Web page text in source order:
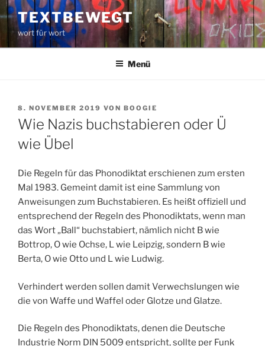
Zum
Inhalt
springen
TEXTBEWEGT
wort für wort
Menü
VERÖFFENTLICHT
AM
8. NOVEMBER 2019 VON BOOGIE
Wie Nazis buchstabieren oder Ü
wie Übel
Die Regeln für das Phonodiktat erschienen zum ersten
Mal 1983. Gemeint damit ist eine Sammlung von
Anweisungen zum Buchstabieren. Es heißt offiziell und
entsprechend der Regeln des Phonodiktats, wenn man
das Wort „Ball“ buchstabiert, nämlich nicht B wie
Bottrop, O wie Ochse, L wie Leipzig, sondern B wie
Berta, O wie Otto und L wie Ludwig.
Verhindert werden sollen damit Verwechslungen wie
die von Waffe und Waffel oder Glotze und Glatze.
Die Regeln des Phonodiktats, denen die Deutsche
Industrie Norm DIN 5009 entspricht, sollte per Funk